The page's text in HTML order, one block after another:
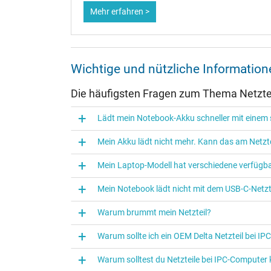
Weiter Informationen zum Laden Ihres Notebooks
oder anderen Themen besuchen Sie gerne unsere
eigenenIPC-Blog.
Unglaublich Schnell - Intelligente Technologie
Hergestellt aus hochwertigen Komponenten, die die
vermacht dem Ladegerät ein stilvolles Aussehen.
Lieferumfang:
Kompatible Handy Modelle:
Xiaomi Mi 14/ Mi 14 Pro; Mi 13 T/ Mi 13T Pro; Mi
Lite; Mi 105G/ 10i 5G/ 10s/ 10 Ultra/ 10 Pro 5G; Mi
Poco X3/ X3 Pro; Poco X2/ F2 Pro/ M2/ M3; Redmi
10 Pro Max; Redmi Note 9/ 9S/ 9 Pro/ 9 Pro Max/ 9
3 5G; Mi A3/ A2/ A2 Lite; Redmi 10X 4G/ 5G/ 10X
Mehr erfahren >
Wichtige und nützliche
Die häufigsten Fragen zum Thema
Lädt mein Notebook-Akku schneller mit einem
Mein Akku lädt nicht mehr. Kann das am
Mein Laptop-Modell hat verschiedene
Mein Notebook lädt nicht mit dem USB-C-
Warum brummt mein Netzteil?
Warum sollte ich ein OEM Delta Netzteil bei
Warum solltest du Netzteile bei IPC‑Computer